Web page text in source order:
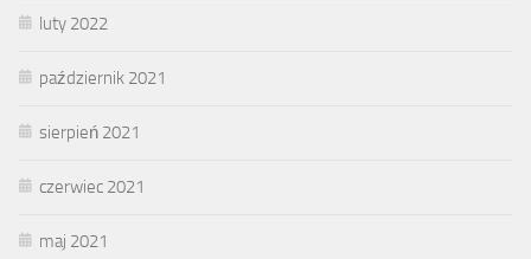
luty 2022
październik 2021
sierpień 2021
czerwiec 2021
maj 2021